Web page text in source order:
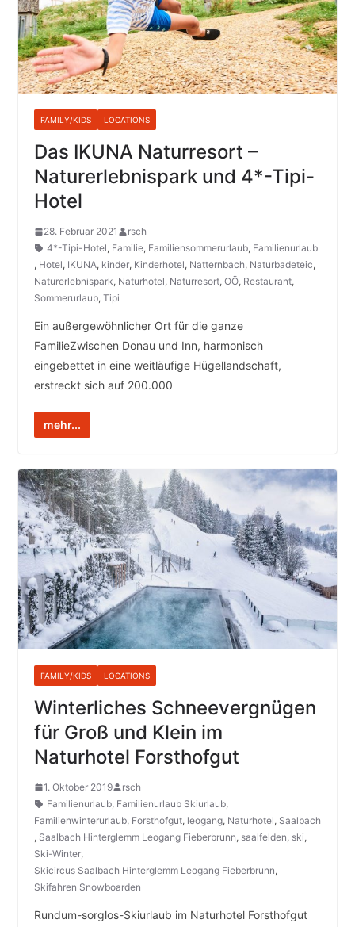
FAMILY/KIDS LOCATIONS
Das IKUNA Naturresort –
Naturerlebnispark und 4*-Tipi-
Hotel
28. Februar 2021
rsch
4*-Tipi-Hotel, Familie, Familiensommerurlaub, Familienurlaub
, Hotel, IKUNA, kinder, Kinderhotel, Natternbach, Naturbadeteic,
Naturerlebnispark, Naturhotel, Naturresort, OÖ, Restaurant,
Sommerurlaub, Tipi
Ein außergewöhnlicher Ort für die ganze
FamilieZwischen Donau und Inn, harmonisch
eingebettet in eine weitläufige Hügellandschaft,
erstreckt sich auf 200.000
mehr...
FAMILY/KIDS LOCATIONS
Winterliches Schneevergnügen
für Groß und Klein im
Naturhotel Forsthofgut
1. Oktober 2019
rsch
Familienurlaub, Familienurlaub Skiurlaub,
Familienwinterurlaub, Forsthofgut, leogang, Naturhotel, Saalbach
, Saalbach Hinterglemm Leogang Fieberbrunn, saalfelden, ski,
Ski-Winter,
Skicircus Saalbach Hinterglemm Leogang Fieberbrunn,
Skifahren Snowboarden
Rundum-sorglos-Skiurlaub im Naturhotel Forsthofgut